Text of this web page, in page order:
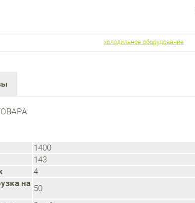
холодильное оборудование
1400
143
4
на 50